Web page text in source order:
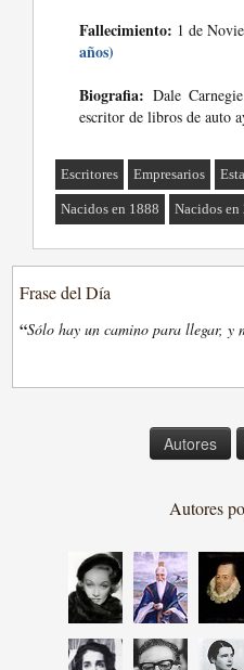
Fallecimiento: 1 de
años)
Biografia: Dale
escritor de libros de auto
Escritores Empresarios
Nacidos en 1888 Nacidos
Frase del Día
“Sólo hay un camino para llegar, y
Autores
Autores